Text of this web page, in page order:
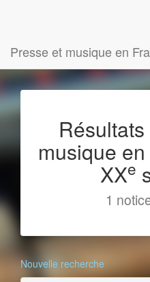
Presse et musique en
musique
XXe
1
Nouvelle recherche